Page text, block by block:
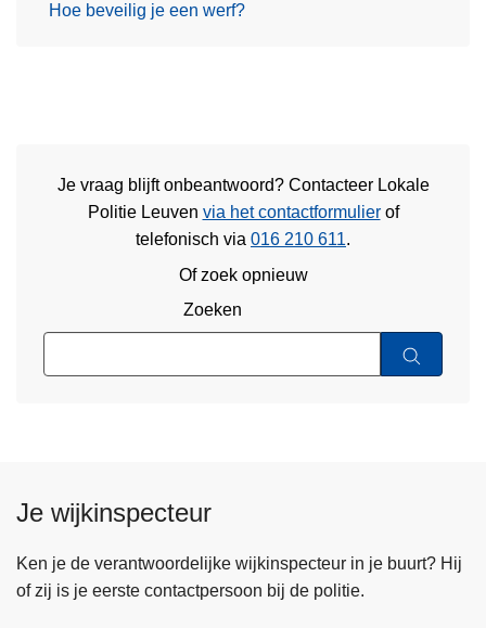
Hoe beveilig je een werf?
Je vraag blijft onbeantwoord? Contacteer Lokale
Politie Leuven via het contactformulierof
telefonisch via 016 210 611.
Of zoek opnieuw
Zoeken
Je wijkinspecteur
Ken je de verantwoordelijke wijkinspecteur in je buurt? Hij
of zij is je eerste contactpersoon bij de politie.